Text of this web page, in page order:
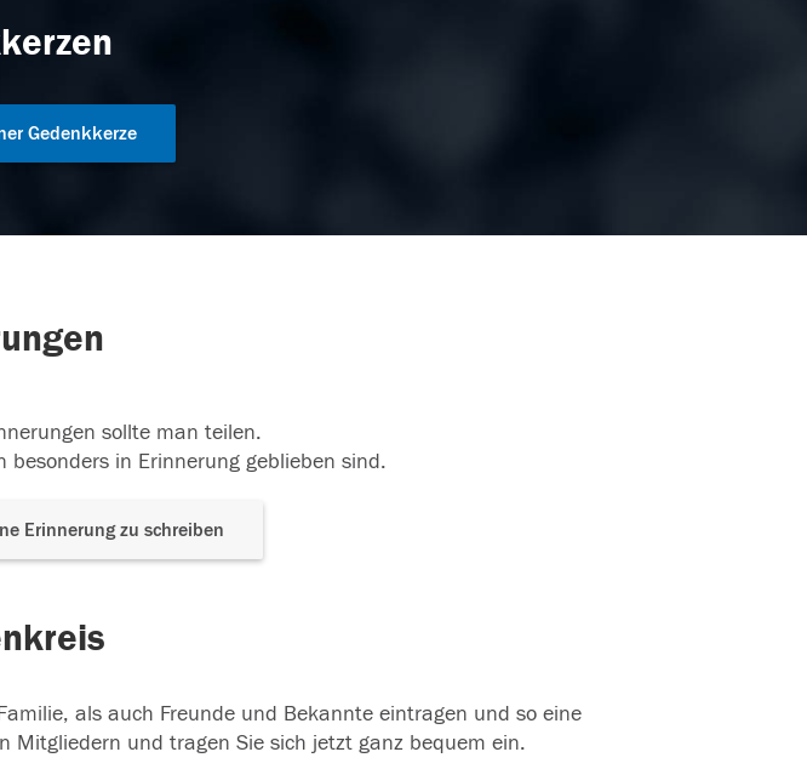
Gedenkkerze
sollte man teilen.
besonders in Erinnerung geblieben sind.
Erinnerung zu schreiben
als auch Freunde und Bekannte eintragen und so eine
Mitgliedern und tragen Sie sich jetzt ganz bequem ein.